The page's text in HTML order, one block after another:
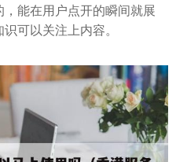
能在用户点开的瞬间就展
可以关注上内容。